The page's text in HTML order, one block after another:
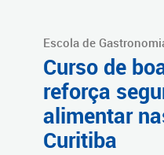
Escola de
Curso de
reforça
alimentar
Curitiba